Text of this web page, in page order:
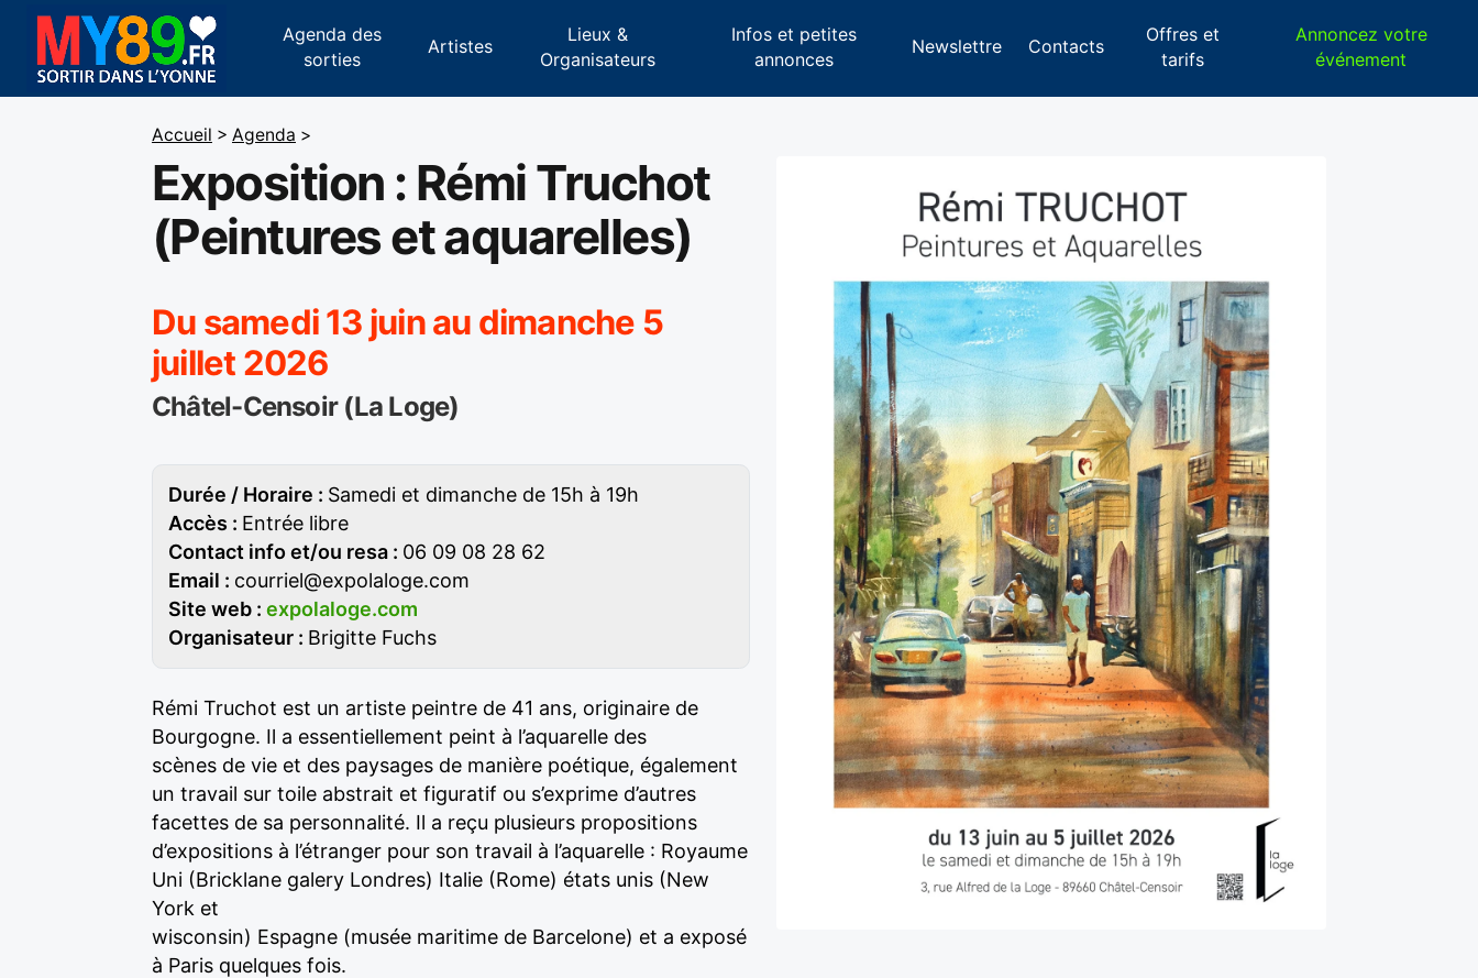
Agenda des
sorties
Artistes
Lieux &
Organisateurs
Infos et petites
annonces
Newslettre Contacts
Offres et
tarifs
Annoncez votre
événement
Accueil > Agenda >
Exposition : Rémi Truchot
(Peintures et aquarelles)
Du samedi 13 juin au dimanche 5
juillet 2026
Châtel-Censoir (La Loge)
Durée / Horaire : Samedi et dimanche de 15h à 19h
Accès : Entrée libre
Contact info et/ou resa : 06 09 08 28 62
Email : courriel@expolaloge.com
Site web : expolaloge.com
Organisateur : Brigitte Fuchs
Rémi Truchot est un artiste peintre de 41 ans, originaire de
Bourgogne. Il a essentiellement peint à l’aquarelle des
scènes de vie et des paysages de manière poétique, également
un travail sur toile abstrait et figuratif ou s’exprime d’autres
facettes de sa personnalité. Il a reçu plusieurs propositions
d’expositions à l’étranger pour son travail à l’aquarelle : Royaume
Uni (Bricklane galery Londres) Italie (Rome) états unis (New
York et
wisconsin) Espagne (musée maritime de Barcelone) et a exposé
à Paris quelques fois.